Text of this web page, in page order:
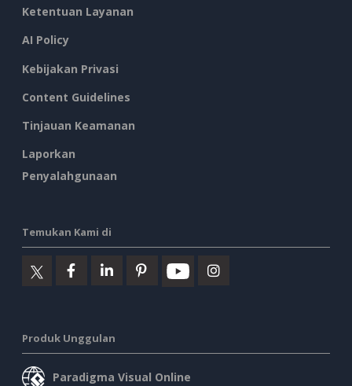
Ketentuan Layanan
AI Policy
Kebijakan Privasi
Content Guidelines
Tinjauan Keamanan
Laporkan
Penyalahgunaan
Temukan Kami di
Produk Unggulan
Paradigma Visual Online